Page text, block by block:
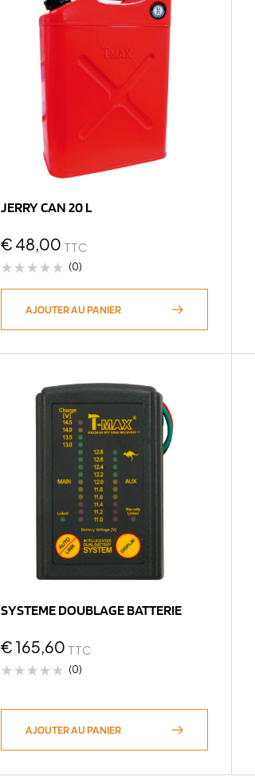
JERRY CAN 20 L
€ 48,00 TTC
(0)
AJOUTER AU PANIER
SYSTEME DOUBLAGE BATTERIE
€ 165,60 TTC
(0)
AJOUTER AU PANIER